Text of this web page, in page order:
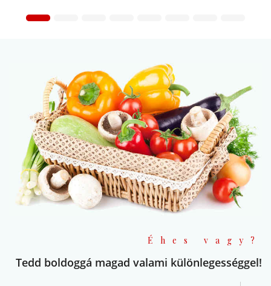
Éhes vagy?
Tedd boldoggá magad valami különlegességgel!